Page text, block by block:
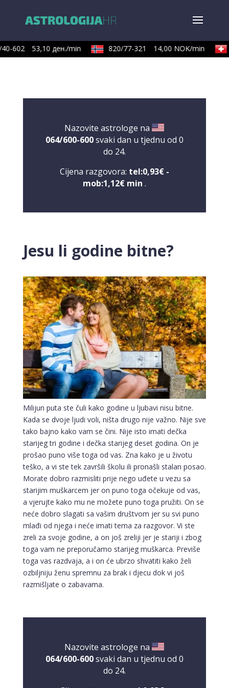
602 53,10 ден./min 820/77-321 14,00 NOK/min
Nazovite astrologe na
064/600-600svaki dan u tjednu od 0
do 24.
Cijena razgovora: tel:0,93€ -
mob:1,12€ min .
Jesu li godine bitne?
Milijun puta ste čuli kako godine u ljubavi nisu bitne.
Kada se dvoje ljudi voli, ništa drugo nije važno. Nije sve
tako bajno kako vam se čini. Nije isto imati dečka
starijeg tri godine i dečka starijeg deset godina. On je
prošao puno više toga od vas. Zna kako je u životu
teško, a vi ste tek završili školu ili pronašli stalan posao.
Morate dobro razmisliti prije nego uđete u vezu sa
starijim muškarcem jer on puno toga očekuje od vas,
a vjerujte kako mu ne možete puno toga pružiti. On se
neće dobro slagati sa vašim društvom jer su svi puno
mlađi od njega i neće imati tema za razgovor. Vi ste
zreli za svoje godine, a on još zreliji jer je stariji i zbog
toga vam ne preporučamo starijeg muškarca. Previše
toga vas razdvaja, a i on će ubrzo shvatiti kako želi
ozbiljniju ženu spremnu za brak i djecu dok vi još
razmišljate o zabavama.
Nazovite astrologe na
064/600-600svaki dan u tjednu od 0
do 24.
TINA / Kod 16
Broj tel: 064/600-600
tel:0,93€ - mob:1,12€ min